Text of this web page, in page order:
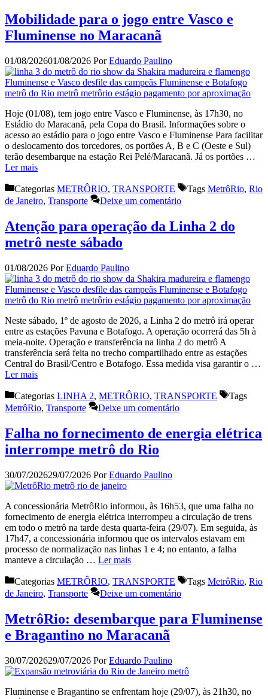
Mobilidade para o jogo entre Vasco e
Fluminense no Maracanã
01/08/202601/08/2026 PorEduardo Paulino
Hoje (01/08), tem jogo entre Vasco e Fluminense, às 17h30, no
Estádio do Maracanã, pela Copa do Brasil. Informações sobre o
acesso ao estádio para o jogo entre Vasco e Fluminense Para facilitar
o deslocamento dos torcedores, os portões A, B e C (Oeste e Sul)
terão desembarque na estação Rei Pelé/Maracanã. Já os portões …
Ler mais
Categorias METRÔRIO, TRANSPORTE Tags MetrôRio, Rio
de Janeiro, Transporte Deixe um comentário
Atenção para operação da Linha 2 do
metrô neste sábado
01/08/2026 PorEduardo Paulino
Neste sábado, 1º de agosto de 2026, a Linha 2 do metrô irá operar
entre as estações Pavuna e Botafogo. A operação ocorrerá das 5h à
meia-noite. Operação e transferência na linha 2 do metrô A
transferência será feita no trecho compartilhado entre as estações
Central do Brasil/Centro e Botafogo. Essa medida visa garantir o …
Ler mais
Categorias LINHA 2, METRÔRIO, TRANSPORTE
Tags
MetrôRio, Transporte Deixe um comentário
Falha no fornecimento de energia elétrica
interrompe metrô do Rio
30/07/202629/07/2026 PorEduardo Paulino
A concessionária MetrôRio informou, às 16h53, que uma falha no
fornecimento de energia elétrica interrompeu a circulação de trens
em todo o metrô na tarde desta quarta-feira (29/07). Em seguida, às
17h47, a concessionária informou que os intervalos estavam em
processo de normalização nas linhas 1 e 4; no entanto, a falha
manteve a circulação … Ler mais
Categorias METRÔRIO, TRANSPORTE Tags MetrôRio, Rio
de Janeiro, Transporte Deixe um comentário
MetrôRio: desembarque para Fluminense
e Bragantino no Maracanã
30/07/202629/07/2026 PorEduardo Paulino
Fluminense e Bragantino se enfrentam hoje (29/07), às 21h30, no